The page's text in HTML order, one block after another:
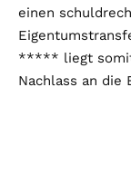
einen
***** liegt somit
Nachlass an die